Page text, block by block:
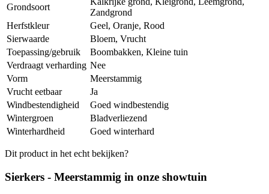
Grondsoort
Zandgrond
Herfstkleur
Geel, Oranje, Rood
Sierwaarde
Bloem, Vrucht
Toepassing/gebruik
Boombakken, Kleine tuin
Verdraagt verharding Nee
Vorm
Meerstammig
Vrucht eetbaar
Ja
Windbestendigheid
Goed windbestendig
Wintergroen
Bladverliezend
Winterhardheid
Goed winterhard
Dit product in het echt bekijken?
Sierkers - Meerstammig in onze showtuin